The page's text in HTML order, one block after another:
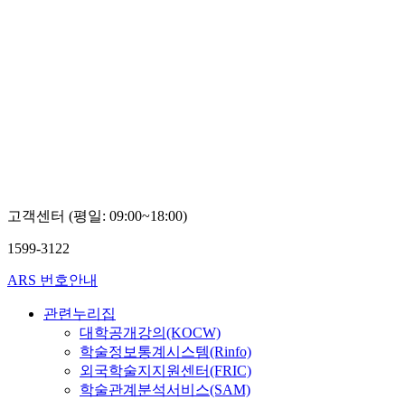
고객센터 (평일: 09:00~18:00)
1599-3122
ARS 번호안내
관련누리집
대학공개강의(KOCW)
학술정보통계시스템(Rinfo)
외국학술지지원센터(FRIC)
학술관계분석서비스(SAM)